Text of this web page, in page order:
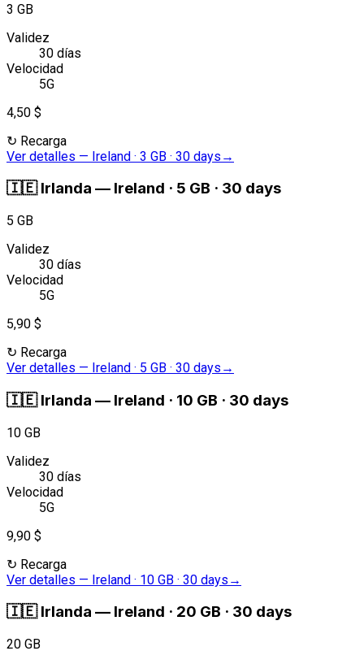
3 GB
Validez
30 días
Velocidad
5G
4,50 $
↻ Recarga
Ver detalles — Ireland · 3 GB · 30 days →
🇮🇪 Irlanda — Ireland · 5 GB · 30 days
5 GB
Validez
30 días
Velocidad
5G
5,90 $
↻ Recarga
Ver detalles — Ireland · 5 GB · 30 days →
🇮🇪 Irlanda — Ireland · 10 GB · 30 days
10 GB
Validez
30 días
Velocidad
5G
9,90 $
↻ Recarga
Ver detalles — Ireland · 10 GB · 30 days →
🇮🇪 Irlanda — Ireland · 20 GB · 30 days
20 GB